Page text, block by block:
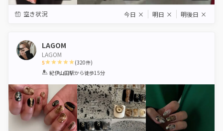
空き状況 今日 × 明日 × 明後日 ×
LAGOM
LAGOM
5
1 2 3 4 5
(320件)
紀伊山田駅から徒歩15分